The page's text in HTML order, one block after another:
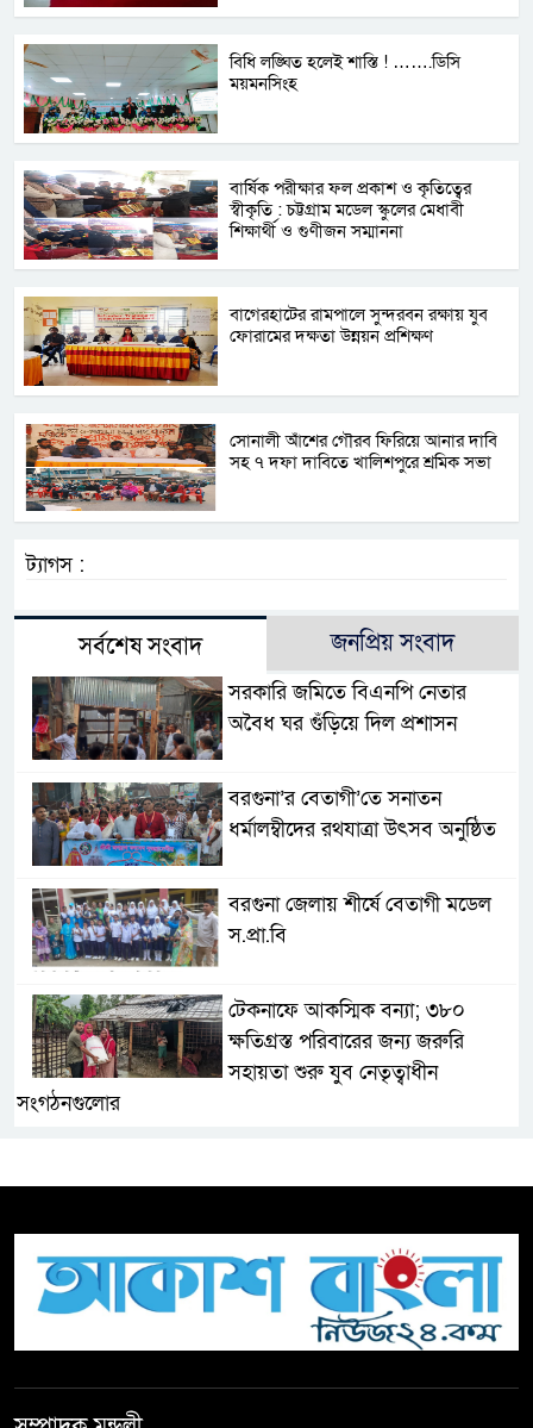
বিধি লঙ্ঘিত হলেই শাস্তি ! …….ডিসি
ময়মনসিংহ
বার্ষিক পরীক্ষার ফল প্রকাশ ও কৃতিত্বের
স্বীকৃতি : চট্টগ্রাম মডেল স্কুলের মেধাবী
শিক্ষার্থী ও গুণীজন সম্মাননা
বাগেরহাটের রামপালে সুন্দরবন রক্ষায় যুব
ফোরামের দক্ষতা উন্নয়ন প্রশিক্ষণ
সোনালী আঁশের গৌরব ফিরিয়ে আনার দাবি
সহ ৭ দফা দাবিতে খালিশপুরে শ্রমিক সভা
ট্যাগস :
সর্বশেষ সংবাদ জনপ্রিয় সংবাদ
সরকারি জমিতে বিএনপি নেতার
অবৈধ ঘর গুঁড়িয়ে দিল প্রশাসন
বরগুনা’র বেতাগী’তে সনাতন
ধর্মালম্বীদের রথযাত্রা উৎসব অনুষ্ঠিত
বরগুনা জেলায় শীর্ষে বেতাগী মডেল
স.প্রা.বি
টেকনাফে আকস্মিক বন্যা; ৩৮০
ক্ষতিগ্রস্ত পরিবারের জন্য জরুরি
সহায়তা শুরু যুব নেতৃত্বাধীন
সংগঠনগুলোর
টিকটকে অশালীন কনটেন্ট ও অনলাইন
হয়রানির অভিযোগে ব্রাহ্মণবাড়িয়ায়
বেতাগীতে ঈদুল আজহা উপলক্ষে